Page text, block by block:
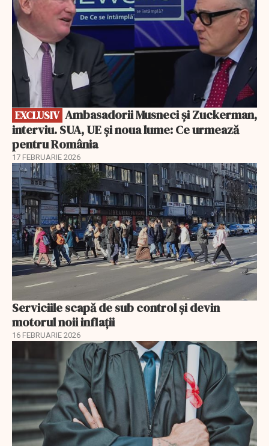
EXCLUSIV
interviu. SUA, UE și noua lume: Ce urmează
pentru România
17 FEBRUARIE 2026
Serviciile scapă de sub control și devin
motorul noii inflații
16 FEBRUARIE 2026